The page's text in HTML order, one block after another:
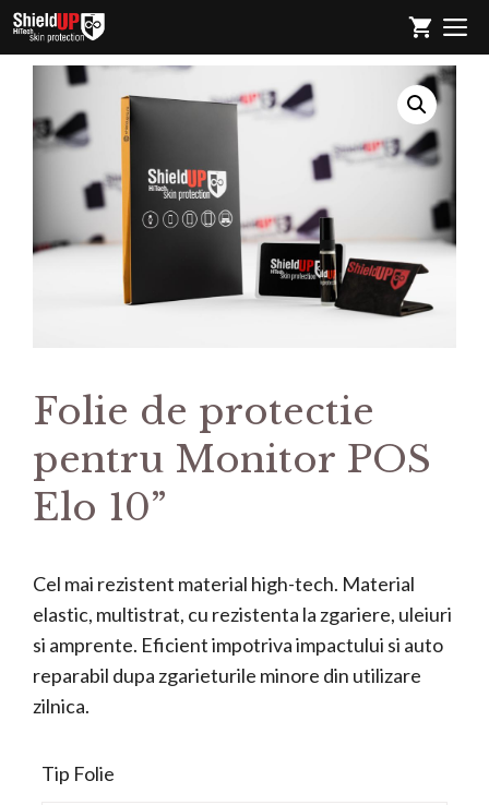
Sari
conținut
Folie de protectie
pentru Monitor POS
Elo 10”
Cel mai rezistent material high-tech. Material
elastic, multistrat, cu rezistenta la zgariere, uleiuri
si amprente. Eficient impotriva impactului si auto
reparabil dupa zgarieturile minore din utilizare
zilnica.
Tip Folie